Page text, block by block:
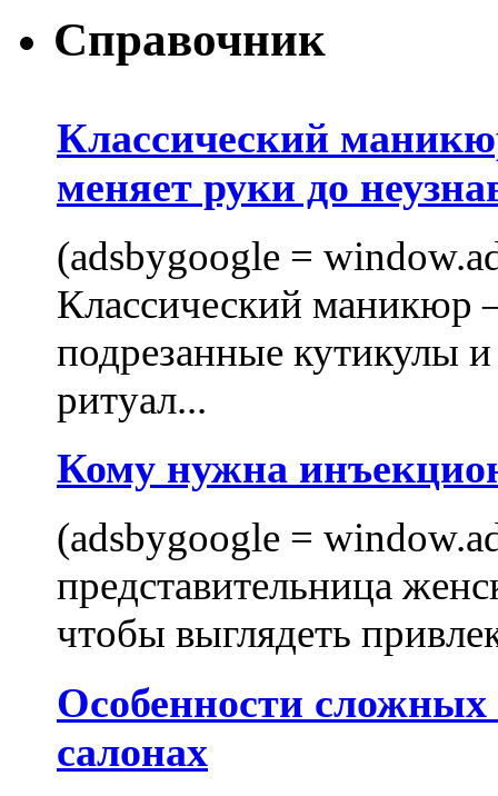
Справочник
Классический
меняет руки до
(adsbygoogle =
Классический маникюр
подрезанные кутикулы
ритуал...
Кому нужна
(adsbygoogle =
представительница
чтобы выглядеть
Особенности
салонах